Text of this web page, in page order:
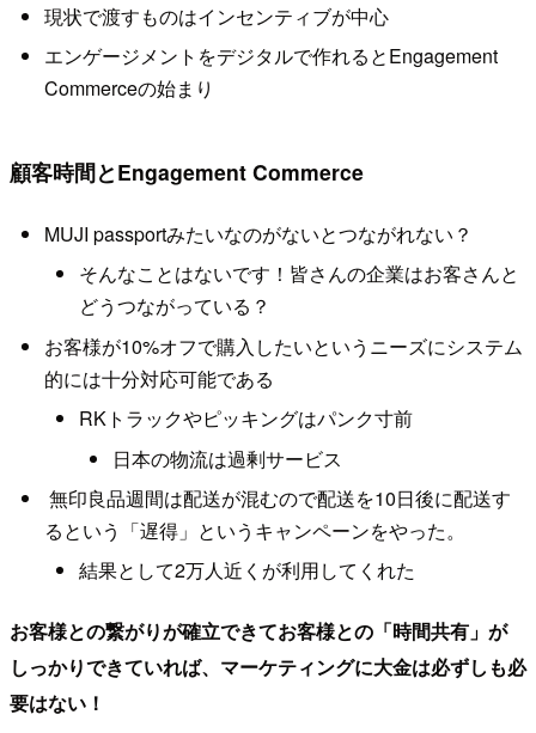
現状で渡すものはインセンティブが中心
エンゲージメントをデジタルで作れるとEngagement
Commerceの始まり
顧客時間とEngagement Commerce
MUJI passportみたいなのがないとつながれない？
そんなことはないです！皆さんの企業はお客さんと
どうつながっている？
お客様が10%オフで購入したいというニーズにシステム
的には十分対応可能である
RKトラックやピッキングはパンク寸前
日本の物流は過剰サービス
無印良品週間は配送が混むので配送を10日後に配送す
るという「遅得」というキャンペーンをやった。
結果として2万人近くが利用してくれた
お客様との繋がりが確立できてお客様との「時間共有」が
しっかりできていれば、マーケティングに大金は必ずしも必
要はない！